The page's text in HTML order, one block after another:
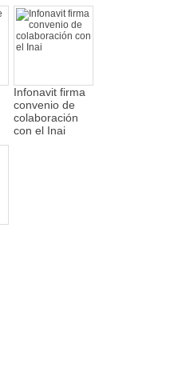
Infonavit firma
convenio de
colaboración
con el Inai